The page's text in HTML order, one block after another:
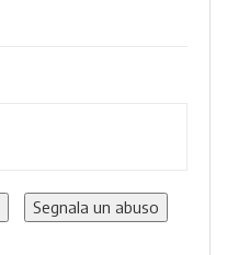
Segnala un abuso